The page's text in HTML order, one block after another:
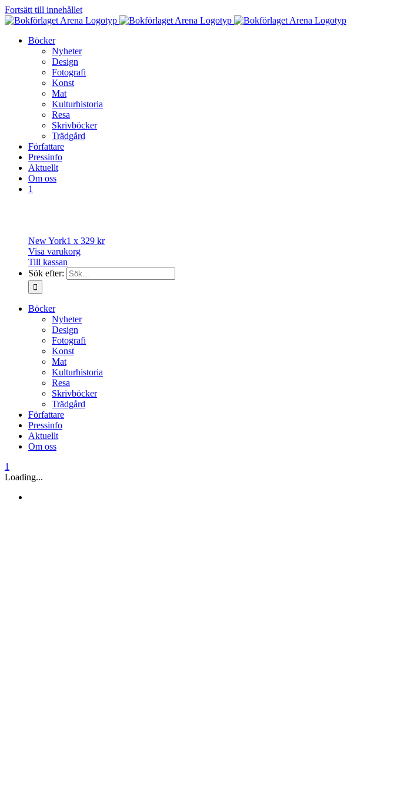
Fortsätt till innehållet
Böcker
Nyheter
Design
Fotografi
Konst
Mat
Kulturhistoria
Resa
Skrivböcker
Trädgård
Författare
Pressinfo
Aktuellt
Om oss
1
New York1 x 329 kr
Visa varukorg
Till kassan
Sök efter:
Böcker
Nyheter
Design
Fotografi
Konst
Mat
Kulturhistoria
Resa
Skrivböcker
Trädgård
Författare
Pressinfo
Aktuellt
Om oss
1
Loading...